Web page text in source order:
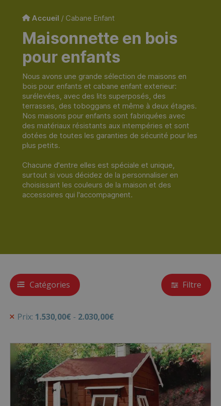
Accueil / Cabane Enfant
Maisonnette en bois
pour enfants
Nous avons une grande sélection de maisons en
bois pour enfants et cabane enfant exterieur:
surélevées, avec des lits superposés, des
terrasses, des toboggans et même à deux étages.
Nos maisons pour enfants sont fabriquées avec
des matériaux résistants aux intempéries et sont
dotées de toutes les garanties de sécurité pour les
plus petits.
Chacune d'entre elles est spéciale et unique,
surtout si vous décidez de la personnaliser en
choisissant les couleurs de la maison et des
accessoires qui l'accompagnent.
Catégories Filtre
Prix: 1.530,00€ - 2.030,00€